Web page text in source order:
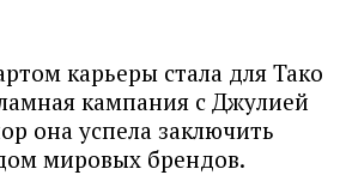
карьеры стала для Тако
кампания с Джулией
она успела заключить
мировых брендов.